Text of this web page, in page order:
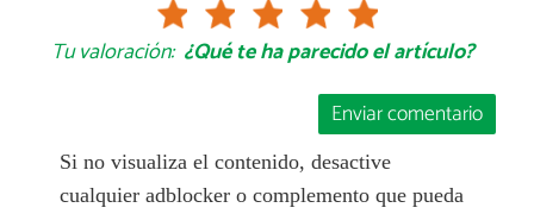
Tu valoración: ¿Qué te ha parecido el artículo?
Enviar comentario
Si no visualiza el contenido, desactive
cualquier adblocker o complemento que pueda